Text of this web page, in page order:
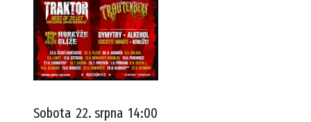
Sobota 22. srpna 14:00